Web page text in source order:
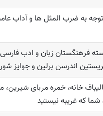
به ضرب المثل ها و آداب
۱۳۸۴ عضو پیوسته فرهنگستان زبان و ادب
اندرسن برلین و جوایز
خانه، خمره مربای شیرین،
که غریبه نیستید